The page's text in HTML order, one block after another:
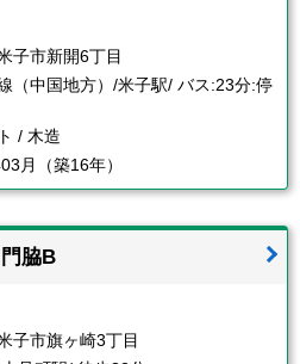
子市新開6丁目
（中国地方）/米子駅/ バス:23分:停
/ 木造
月（築16年）
脇B
子市旗ヶ崎3丁目